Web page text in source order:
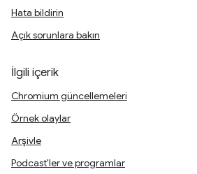
Hata bildirin
Açık sorunlara bakın
İlgili içerik
Chromium güncellemeleri
Örnek olaylar
Arşivle
Podcast'ler ve programlar